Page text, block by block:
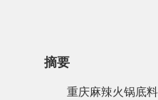
摘要
重庆麻辣火锅底